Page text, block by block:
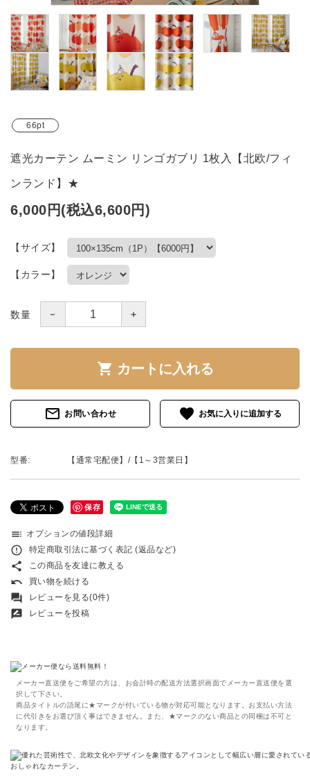
66pt
遮光カーテン ムーミン リンゴガブリ 1枚入【北欧/フィ
ンランド】★
6,000円(税込6,600円)
【サイズ】
【カラー】
数量 － ＋
shopping_cart カートに入れる
mail_outline お問い合わせ favorite
型番: 【通常宅配便】/【1～3営業日】
保存
toc オプションの値段詳細
error_outline 特定商取引法に基づく表記 (返品など)
share この商品を友達に教える
undo 買い物を続ける
forum レビューを見る(0件)
rate_review レビューを投稿
メーカー直送便をご希望の方は、お会計時の配送方法選択画面でメーカー直送便を選
択して下さい。
商品タイトルの語尾に★マークが付いている物が対応可能となります。お支払い方法
に代引きをお選び頂く事はできません。また、★マークのない商品との同梱は不可と
なります。